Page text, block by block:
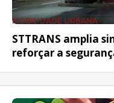
MOBILIDADE URBANA
STTRANS amplia
reforçar a